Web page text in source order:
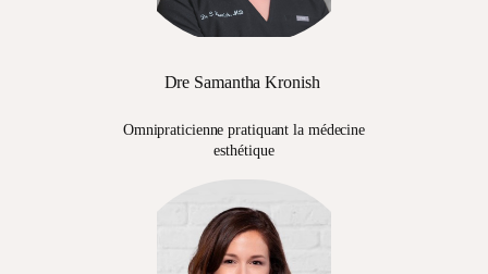
Dre Samantha Kronish
Omnipraticienne pratiquant la médecine
esthétique